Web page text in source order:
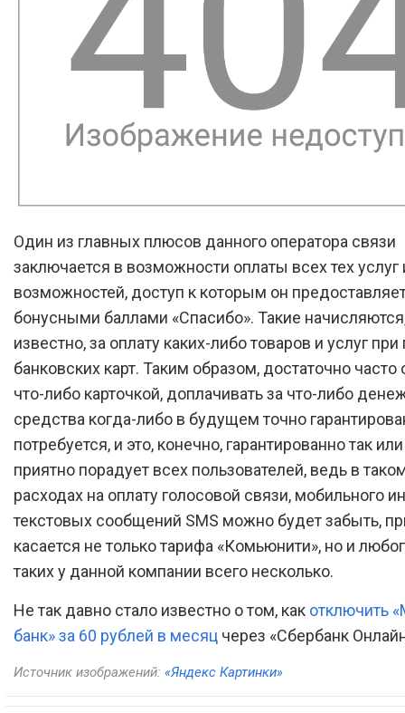
Один из главных плюсов данного оператора связи
заключается в возможности оплаты всех тех услуг
возможностей, доступ к которым он
бонусными баллами «Спасибо». Такие
известно, за оплату каких-либо товаров и услуг
банковских карт. Таким образом, достаточно часто
что-либо карточкой, доплачивать за что-либо
средства когда-либо в будущем точно
потребуется, и это, конечно, гарантированно так
приятно порадует всех пользователей, ведь в
расходах на оплату голосовой связи, мобильного
текстовых сообщений SMS можно будет забыть,
касается не только тарифа «Комьюнити», но и
таких у данной компании всего несколько.
Не так давно стало известно о том, как отключить
банк» за 60 рублей в месяц через «Сбербанк
Источник изображений: «Яндекс Картинки»